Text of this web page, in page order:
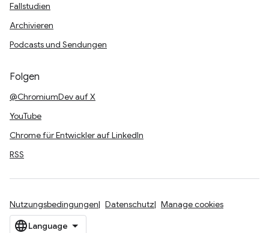
Fallstudien
Archivieren
Podcasts und Sendungen
Folgen
@ChromiumDev auf X
YouTube
Chrome für Entwickler auf LinkedIn
RSS
Nutzungsbedingungen Datenschutz Manage cookies